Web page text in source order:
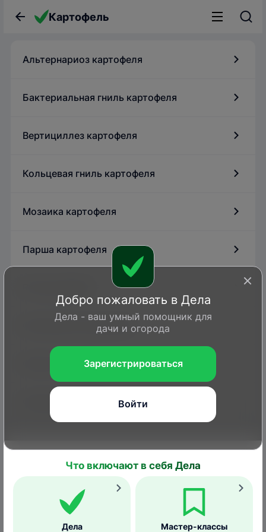
Картофель
Альтернариоз картофеля
Бактериальная гниль картофеля
Вертициллез картофеля
Кольцевая гниль картофеля
Мозаика картофеля
Парша картофеля
Фитофтороз картофеля
Фомоз картофеля
Фузариоз картофеля
Войти или Зарегистрироваться
Вопросы Статьи Справка
Добро пожаловать в Дела
Дела - ваш умный помощник для
дачи и огорода
Зарегистрироваться
Войти
Что включают в себя Дела
Дела Мастер-классы